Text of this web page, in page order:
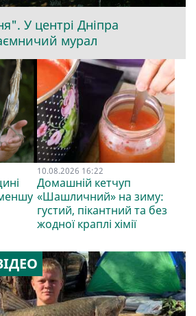
У центрі Дніпра
мурал
10.08.2026 16:22
Домашній кетчуп
«Шашличний» на зиму:
густий, пікантний та без
жодної краплі хімії